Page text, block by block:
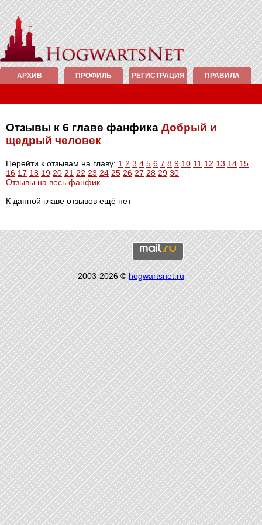
АРХИВ ПРОФИЛЬ РЕГИСТРАЦИЯ ПРАВИЛА
Отзывы к 6 главе фанфика Добрый и
щедрый человек
Перейти к отзывам на главу: 1 2 3 4 5 6 7 8 9 10 11 12 13 14 15
16 17 18 19 20 21 22 23 24 25 26 27 28 29 30
Отзывы на весь фанфик
К данной главе отзывов ещё нет
2003-2026 ©hogwartsnet.ru